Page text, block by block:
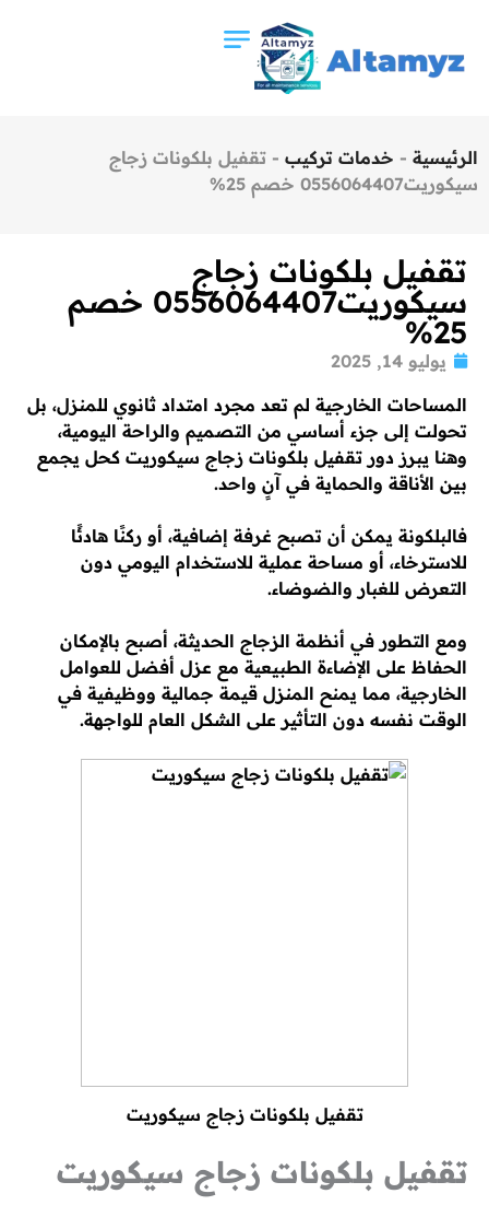
الرئيسية - خدمات تركيب - تقفيل بلكونات زجاج
سيكوريت0556064407 خصم 25%
تقفيل بلكونات زجاج
سيكوريت0556064407 خصم
25%
يوليو 14, 2025
المساحات الخارجية لم تعد مجرد امتداد ثانوي للمنزل، بل
تحولت إلى جزء أساسي من التصميم والراحة اليومية،
وهنا يبرز دور تقفيل بلكونات زجاج سيكوريت كحل يجمع
بين الأناقة والحماية في آنٍ واحد.
فالبلكونة يمكن أن تصبح غرفة إضافية، أو ركنًا هادئًا
للاسترخاء، أو مساحة عملية للاستخدام اليومي دون
التعرض للغبار والضوضاء.
ومع التطور في أنظمة الزجاج الحديثة، أصبح بالإمكان
الحفاظ على الإضاءة الطبيعية مع عزل أفضل للعوامل
الخارجية، مما يمنح المنزل قيمة جمالية ووظيفية في
الوقت نفسه دون التأثير على الشكل العام للواجهة.
تقفيل بلكونات زجاج سيكوريت
تقفيل بلكونات زجاج سيكوريت